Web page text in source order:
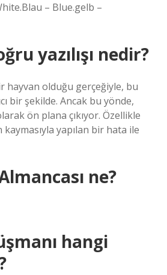
– Blue.gelb –
yazılışı nedir?
hayvan olduğu gerçeğiyle, bu
bir şekilde. Ancak bu yönde,
ön plana çıkıyor. Özellikle
yapılan bir hata ile
ne?
hangi